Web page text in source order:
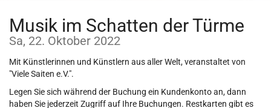
Musik im Schatten der Türme
Sa, 22. Oktober 2022
Mit Künstlerinnen und Künstlern aus aller Welt, veranstaltet von
"Viele Saiten e.V.".
Legen Sie sich während der Buchung ein Kundenkonto an, dann
haben Sie jederzeit Zugriff auf Ihre Buchungen. Restkarten gibt es